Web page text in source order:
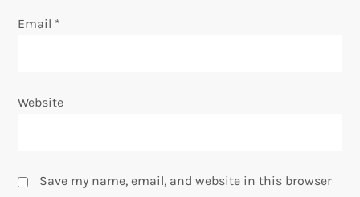
Email *
Website
Save my name, email, and website in this browser